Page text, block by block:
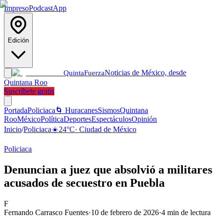
ImpresoPodcastApp
Edición
QuintaFuerzaNoticias de México, desde
Quintana Roo
Suscríbete gratis
PortadaPoliciaca 🌀 HuracanesSismosQuintana
RooMéxicoPolíticaDeportesEspectáculosOpinión
Inicio/Policiaca☀️24°C· Ciudad de México
Policiaca
Denuncian a juez que absolvió a militares
acusados de secuestro en Puebla
F
Fernando Carrasco Fuentes·10 de febrero de 2026·4 min de lectura